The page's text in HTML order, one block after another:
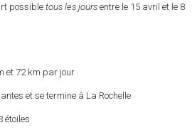
possible tous les jours entre le 15 avril et le 8
et 72 km par jour
et se termine à La Rochelle
étoiles